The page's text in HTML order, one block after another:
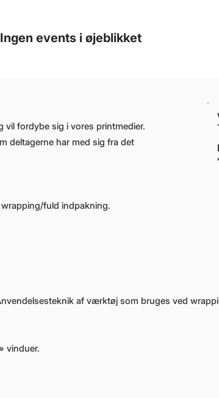
Ingen events i øjeblikket
vil fordybe sig i vores printmedier.
deltagerne har med sig fra det
fuld indpakning.
af værktøj som bruges ved
vinduer.